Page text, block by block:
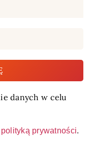
danych w celu
polityką prywatności.